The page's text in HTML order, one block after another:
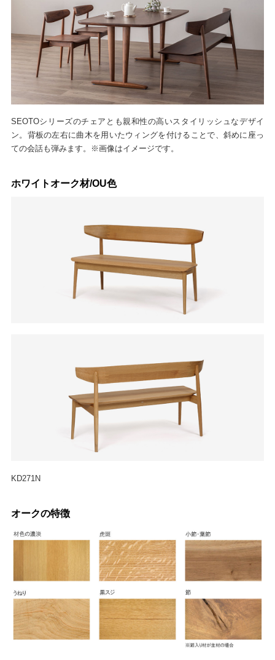
SEOTOシリーズのチェアとも親和性の高いスタイリッシュなデザイ
ン。背板の左右に曲木を用いたウィングを付けることで、斜めに座っ
ての会話も弾みます。※画像はイメージです。
ホワイトオーク材/OU色
KD271N
オークの特徴